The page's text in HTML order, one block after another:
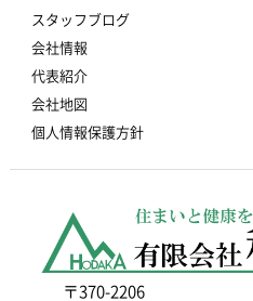
スタッフブログ
会社情報
代表紹介
会社地図
個人情報保護方針
〒370-2206